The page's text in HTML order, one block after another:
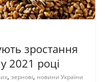
зростання
2021 році
, зернові, новини України